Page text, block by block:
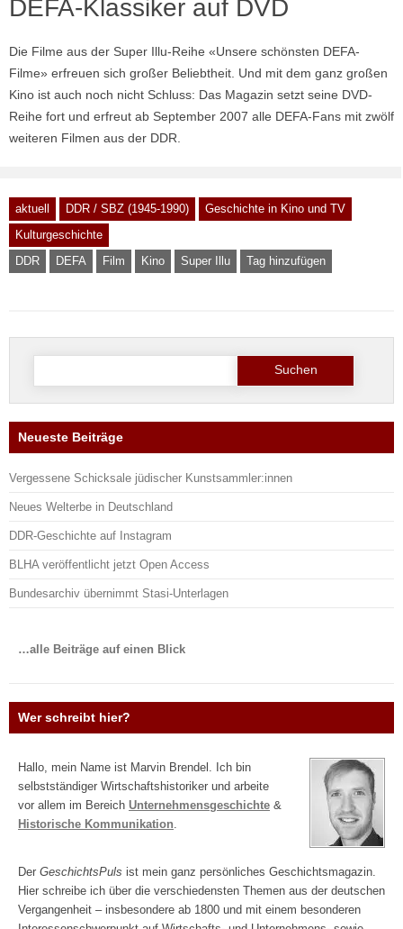
DEFA-Klassiker auf DVD
Die Filme aus der Super Illu-Reihe «Unsere schönsten DEFA-
Filme» erfreuen sich großer Beliebtheit. Und mit dem ganz großen
Kino ist auch noch nicht Schluss: Das Magazin setzt seine DVD-
Reihe fort und erfreut ab September 2007 alle DEFA-Fans mit zwölf
weiteren Filmen aus der DDR.
aktuell DDR / SBZ (1945-1990)
Geschichte in Kino und TV
Kulturgeschichte
DDR
DEFA Film Kino Super Illu Tag hinzufügen
Suche
Neueste Beiträge
Vergessene Schicksale jüdischer Kunstsammler:innen
Neues Welterbe in Deutschland
DDR-Geschichte auf Instagram
BLHA veröffentlicht jetzt Open Access
Bundesarchiv übernimmt Stasi-Unterlagen
…alle Beiträge auf einen Blick
Wer schreibt hier?
Hallo, mein Name ist Marvin Brendel. Ich bin
selbstständiger Wirtschaftshistoriker und arbeite
vor allem im Bereich Unternehmensgeschichte &
Historische Kommunikation
Der GeschichtsPuls ist mein ganz persönliches Geschichtsmagazin.
Hier schreibe ich über die verschiedensten Themen aus der deutschen
Vergangenheit – insbesondere ab 1800 und mit einem besonderen